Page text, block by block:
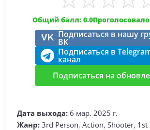
Общий балл: 0.0
VK Подписаться в нашу
ВК
Подписаться в
канал
Подписаться на
Дата выхода: 6 мар. 2025 г.
Жанр: 3rd Person, Action, Shooter, 1st